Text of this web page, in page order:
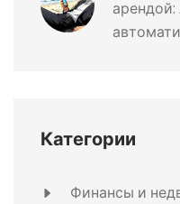
Категории
Финансы и